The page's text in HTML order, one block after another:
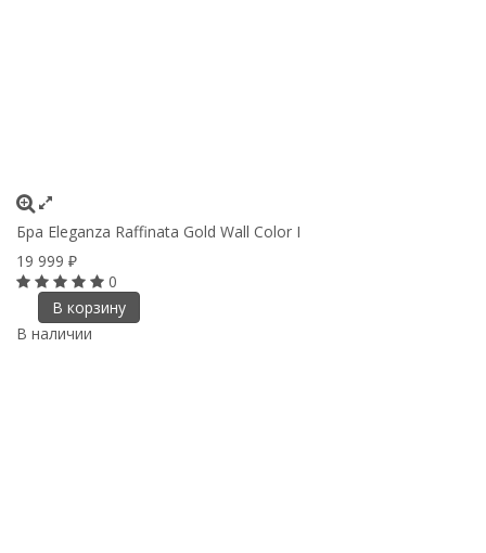
Бра Eleganza Raffinata Gold Wall Сolor I
19 999 ₽
0
В корзину
В наличии